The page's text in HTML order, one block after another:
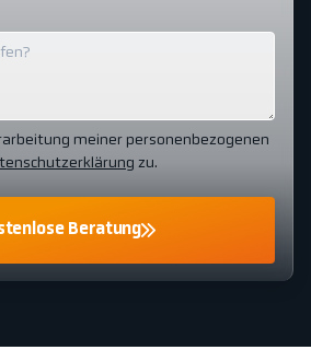
meiner personenbezogenen
zu.
Beratung